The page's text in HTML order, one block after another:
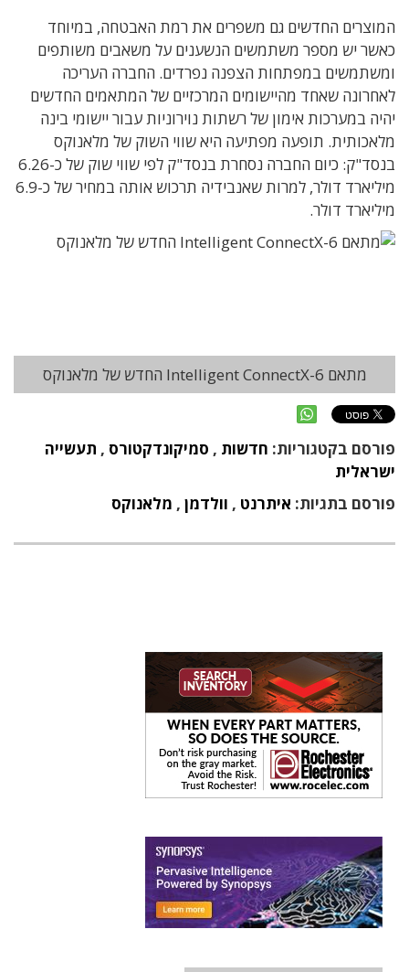
המוצרים החדשים גם משפרים את רמת האבטחה, במיוחד
כאשר יש מספר משתמשים הנשענים על משאבים משותפים
ומשתמשים במפתחות הצפנה נפרדים. החברה העריכה
לאחרונה שאחד מהיישומים המרכזיים של המתאמים החדשים
יהיה במערכות אימון של רשתות נוירוניות עבור יישומי בינה
מלאכותית. תופעה מפתיעה היא שווי השוק של מלאנוקס
בנסד"ק: כיום החברה נסחרת בנסד"ק לפי שווי שוק של כ-6.26
מיליארד דולר, למרות שאנבידיה תרכוש אותה במחיר של כ-6.9
מיליארד דולר.
מתאם Intelligent ConnectX-6 החדש של מלאנוקס
פורסם בקטגוריות: חדשות , סמיקונדקטורס , תעשייה
ישראלית
פורסם בתגיות: איתרנט , וולדמן , מלאנוקס